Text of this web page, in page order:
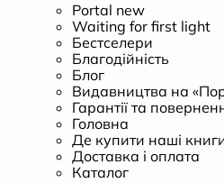
Portal new
Waiting for first light
Бестселери
Благодійність
Блог
Видавництва на
Гарантії та
Головна
Де купити наші
Доставка і оплата
Каталог